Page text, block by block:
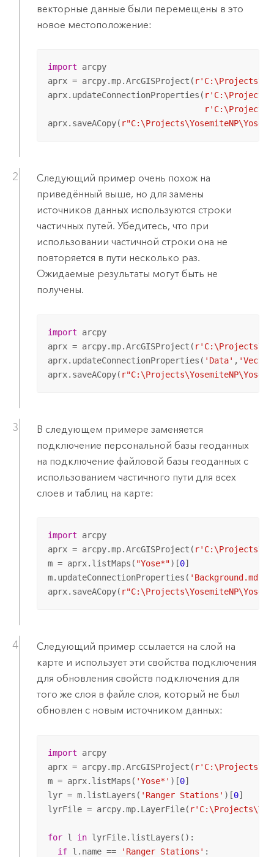
векторные данные были перемещены в это
новое местоположение:
import arcpy
aprx = arcpy.mp.ArcGISProject(
aprx.updateConnectionProperties(
aprx.saveACopy(
Следующий пример очень похож на
приведённый выше, но для замены
источников данных используются строки
частичных путей. Убедитесь, что при
использовании частичной строки она не
повторяется в пути несколько раз.
Ожидаемые результаты могут быть не
получены.
import arcpy
aprx = arcpy.mp.ArcGISProject(
aprx.updateConnectionProperties( 'Data' ,
aprx.saveACopy(
В следующем примере заменяется
подключение персональной базы геоданных
на подключение файловой базы геоданных с
использованием частичного пути для всех
слоев и таблиц на карте:
import arcpy
aprx = arcpy.mp.ArcGISProject(
m = aprx.listMaps( "Yose*")[0]
m.updateConnectionProperties( 'Background.mdb'
aprx.saveACopy(
Следующий пример ссылается на слой на
карте и использует эти свойства подключения
для обновления свойств подключения для
того же слоя в файле слоя, который не был
обновлен с новым источником данных:
import arcpy
aprx = arcpy.mp.ArcGISProject(
m = aprx.listMaps( 'Yose*' )[0]
lyr = m.listLayers( 'Ranger Stations' )[0]
lyrFile = arcpy.mp.LayerFile(
for l in lyrFile.listLayers():
if l.name == 'Ranger Stations' :